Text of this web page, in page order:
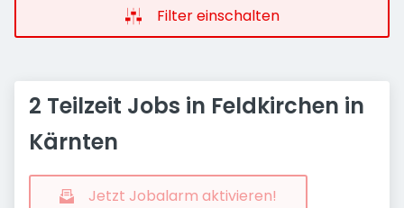
Filter einschalten
2 Teilzeit Jobs in Feldkirchen in
Kärnten
Jetzt Jobalarm aktivieren!